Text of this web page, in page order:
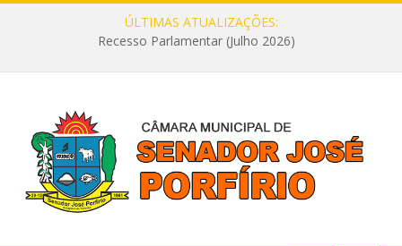
ÚLTIMAS ATUALIZAÇÕES:
Recesso Parlamentar (Julho 2026)